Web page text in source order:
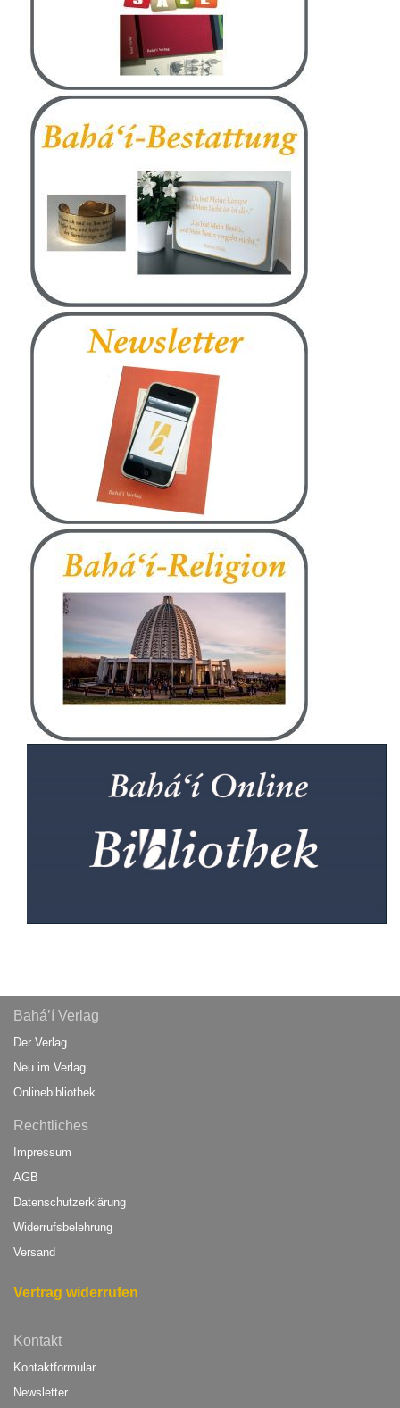
Bahá’í Verlag
Der Verlag
Neu im Verlag
Onlinebibliothek
Rechtliches
Impressum
AGB
Datenschutzerklärung
Widerrufsbelehrung
Versand
Vertrag widerrufen
Kontakt
Kontaktformular
Newsletter